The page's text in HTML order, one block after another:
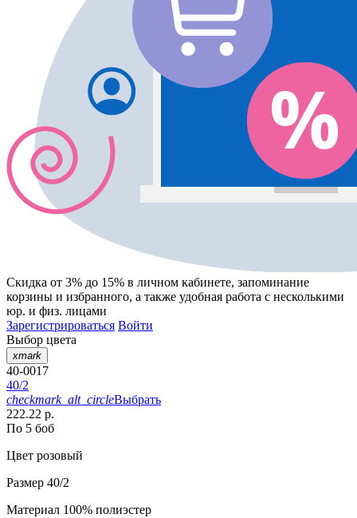
Скидка от 3% до 15% в личном кабинете, запоминание
корзины и избранного, а также удобная работа с несколькими
юр. и физ. лицами
Зарегистрироваться Войти
Выбор цвета
xmark
40-0017
40/2
checkmark_alt_circleВыбрать
222.22 р.
По 5 боб
Цвет розовый
Размер 40/2
Материал 100% полиэстер